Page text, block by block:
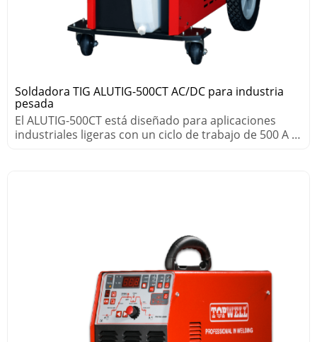
Soldadora TIG ALUTIG-500CT AC/DC para industria
pesada
El ALUTIG-500CT está diseñado para aplicaciones
industriales ligeras con un ciclo de trabajo de 500 A al